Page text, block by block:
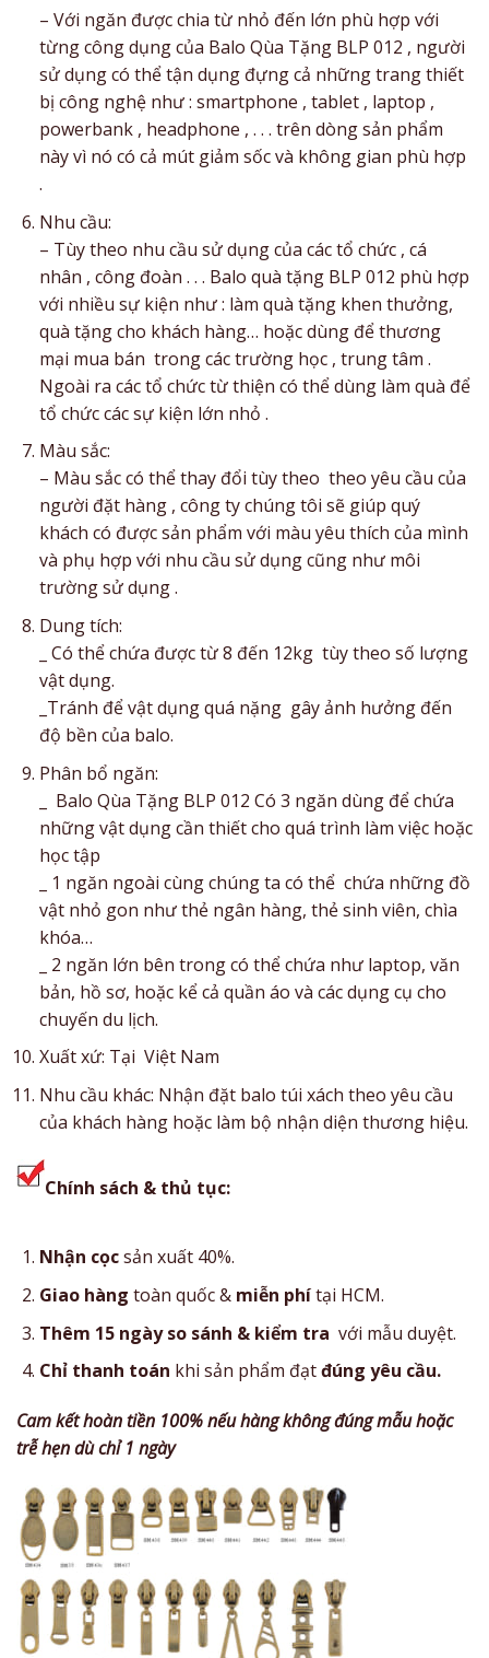
– Với ngăn được chia từ nhỏ đến lớn phù hợp với
từng công dụng của Balo Qùa Tặng BLP 012 , người
sử dụng có thể tận dụng đựng cả những trang thiết
bị công nghệ như : smartphone , tablet , laptop ,
powerbank , headphone , . . . trên dòng sản phẩm
này vì nó có cả mút giảm sốc và không gian phù hợp
.
Nhu cầu:
– Tùy theo nhu cầu sử dụng của các tổ chức , cá
nhân , công đoàn . . . Balo quà tặng BLP 012 phù hợp
với nhiều sự kiện như : làm quà tặng khen thưởng,
quà tặng cho khách hàng… hoặc dùng để thương
mại mua bán trong các trường học , trung tâm .
Ngoài ra các tổ chức từ thiện có thể dùng làm quà để
tổ chức các sự kiện lớn nhỏ .
Màu sắc:
– Màu sắc có thể thay đổi tùy theo theo yêu cầu của
người đặt hàng , công ty chúng tôi sẽ giúp quý
khách có được sản phẩm với màu yêu thích của mình
và phụ hợp với nhu cầu sử dụng cũng như môi
trường sử dụng .
Dung tích:
_ Có thể chứa được từ 8 đến 12kg tùy theo số lượng
vật dụng.
_Tránh để vật dụng quá nặng gây ảnh hưởng đến
độ bền của balo.
Phân bổ ngăn:
_ Balo Qùa Tặng BLP 012 Có 3 ngăn dùng để chứa
những vật dụng cần thiết cho quá trình làm việc hoặc
học tập
_ 1 ngăn ngoài cùng chúng ta có thể chứa những đồ
vật nhỏ gon như thẻ ngân hàng, thẻ sinh viên, chìa
khóa…
_ 2 ngăn lớn bên trong có thể chứa như laptop, văn
bản, hồ sơ, hoặc kể cả quần áo và các dụng cụ cho
chuyến du lịch.
Xuất xứ: Tại Việt Nam
Nhu cầu khác: Nhận đặt balo túi xách theo yêu cầu
của khách hàng hoặc làm bộ nhận diện thương hiệu.
Chính sách & thủ tục:
Nhận cọcsản xuất 40%.
Giao hàng toàn quốc & miễn phítại HCM.
Thêm 15 ngày so sánh & kiểm tra với mẫu duyệt.
Chỉ thanh toán khi sản phẩm đạtđúng yêu cầu.
Cam kết hoàn tiền 100% nếu hàng không đúng mẫu hoặc
trễ hẹn dù chỉ 1 ngày